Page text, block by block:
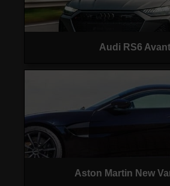
Audi RS6 Avant
Aston Martin New